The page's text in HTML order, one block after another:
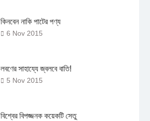
কিনবেন নাকি পাটের পণ্য
6 Nov 2015
লবণের সাহায্যে জ্বলবে বাতি!
5 Nov 2015
বিশ্বের বিপজ্জনক কয়েকটি সেতু